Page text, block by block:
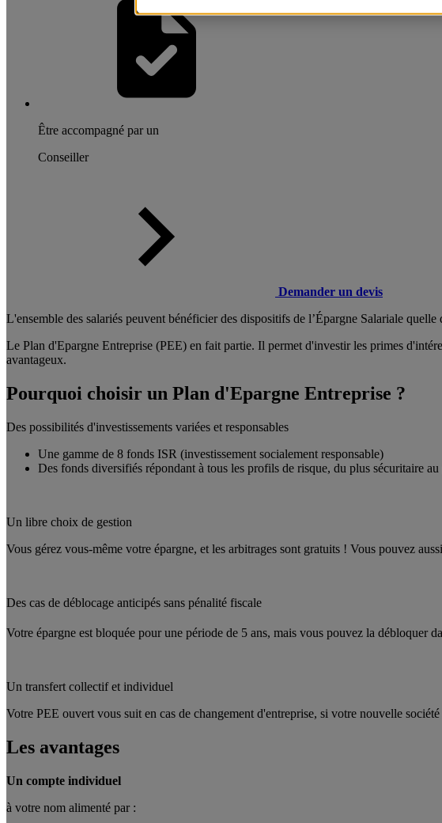
Être accompagné par un
Conseiller
Demander un devis
L'ensemble des salariés peuvent bénéficier des dispositifs de l’Épargne Salariale
Le Plan d'Epargne Entreprise (PEE) en fait partie. Il permet d'investir les primes
avantageux.
Pourquoi choisir un Plan d'Epargne Entreprise ?
Des possibilités d'investissements variées et responsables
Une gamme de 8 fonds ISR (investissement socialement responsable)
Des fonds diversifiés répondant à tous les profils de risque, du plus sécuritaire
Un libre choix de gestion
Vous gérez vous-même votre épargne, et les arbitrages sont gratuits ! Vous pouvez
Des cas de déblocage anticipés sans pénalité fiscale
Votre épargne est bloquée pour une période de 5 ans, mais vous pouvez la débloquer
Un transfert collectif et individuel
Votre PEE ouvert vous suit en cas de changement d'entreprise, si votre nouvelle
Les avantages
Un compte individuel
à votre nom alimenté par :